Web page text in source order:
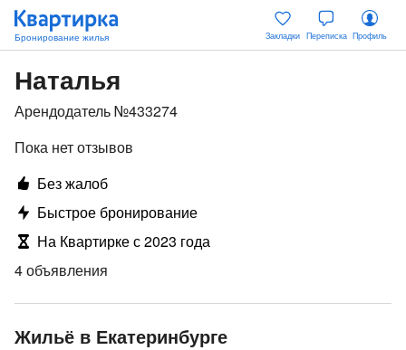
Закладки Переписка Профиль
Наталья
Арендодатель №433274
Пока нет отзывов
Без жалоб
Быстрое бронирование
На Квартирке с 2023 года
4 объявления
Жильё в Екатеринбурге